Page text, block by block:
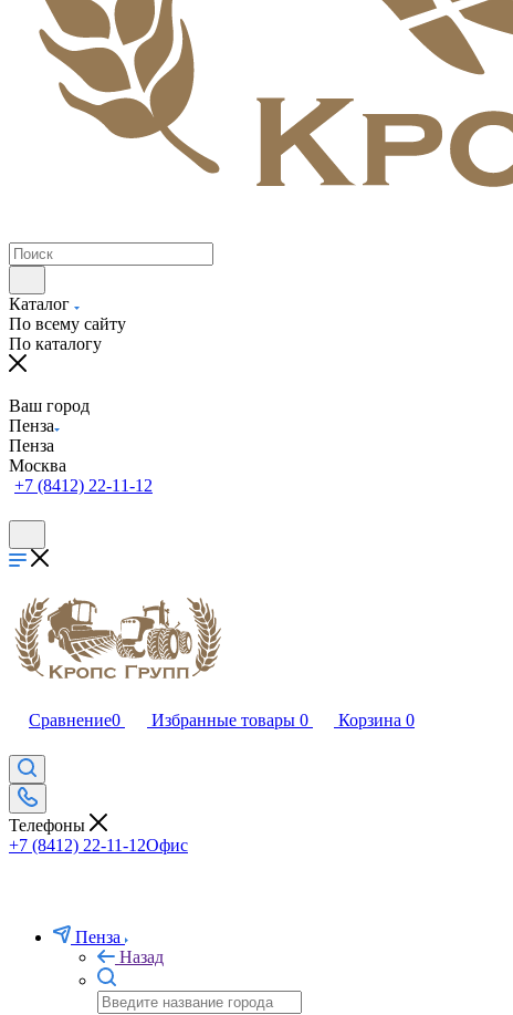
Каталог
По всему сайту
По каталогу
Ваш город
Пенза
Пенза
Москва
+7 (8412) 22-11-12
Сравнение0 Избранные товары 0 Корзина 0
Телефоны
+7 (8412) 22-11-12Офис
Пенза
Назад